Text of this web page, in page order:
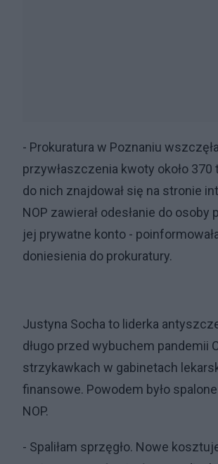
- Prokuratura w Poznaniu
przywłaszczenia kwoty około
do nich znajdował się na stronie
NOP zawierał odesłanie do
jej prywatne konto -
doniesienia do prokuratury.
Justyna Socha to liderka
długo przed wybuchem pandemii
strzykawkach w gabinetach
finansowe. Powodem było
NOP.
- Spaliłam sprzęgło. Nowe